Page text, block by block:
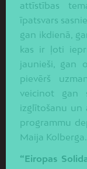
attīstības
īpatsvars
gan ikdienā,
kas ir ļoti
jaunieši, gan
pievērš
veicinot gan
izglītošanu un
programmu
Maija Kolberga.
“Eiropas